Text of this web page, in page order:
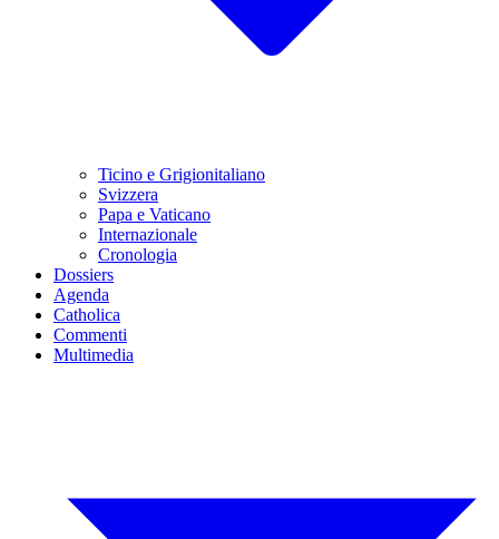
Ticino e Grigionitaliano
Svizzera
Papa e Vaticano
Internazionale
Cronologia
Dossiers
Agenda
Catholica
Commenti
Multimedia